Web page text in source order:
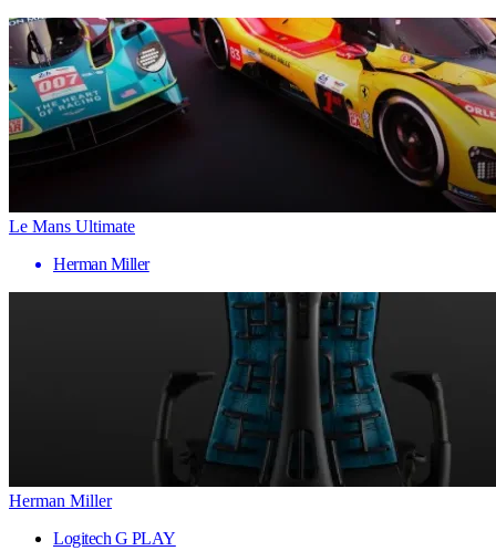
Le Mans Ultimate
Herman Miller
Herman Miller
Logitech G PLAY